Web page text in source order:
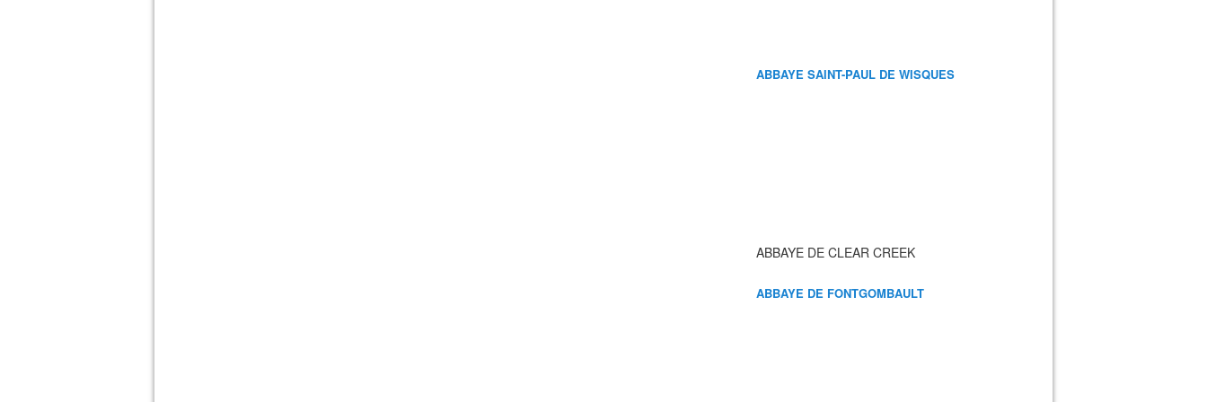
ABBAYE SAINT-PAUL DE WISQUES
ABBAYE DE CLEAR CREEK
ABBAYE DE FONTGOMBAULT